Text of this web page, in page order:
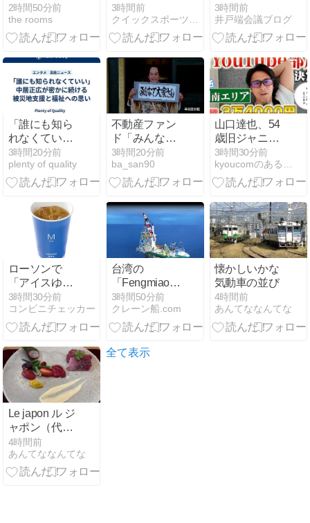
ではなく、揖
保乃糸の「パ
スタ」を食べ
2時間50分前
the rooms
て近づいた！
3時間前
クイックスポーツNEWS
単 #時短 #作
り置き #お弁
当 #ヘルシー
アップ #PR】
3時間前
井戸端会議ブログ
​「誰にも知ら
れなくてい
い」中居正広
が密かに続け
る被災地支援
3時間20分前
plenty of quality
不動産ファン
ド「みんなで
大家さん」が
約2881億円の
債務超過 分配
止めぐり出資
者約2500人が
集団訴訟中
3時間20分前
ba_san90
山口達也、54
歳旧ジャニの
本業の姿に感
涙 現在は家賃
3.4万円の懐事
3時間30分前
kyoucomのあることないこと
ローソンで
「アイスゆず
シトラスティ
ー」が2026年
8月11日発
りを楽しめる
暑い夏にぴっ
たりなフルー
ツティー。
「メガアイス
ゆずシトラス
ティー」も登
場
3時間30分前
コンビニチェッカー
台湾の
「Fengmiao
I」でジャケッ
ト基礎杭と洋
上変電所設置
3時間50分前
クレーン船.com
懐かしいかな
気動車の並び
4時間前
あんてななんてな
Le japon ル ジ
ャポン（代官
山）
4時間前
あんてななんてな
全て表示